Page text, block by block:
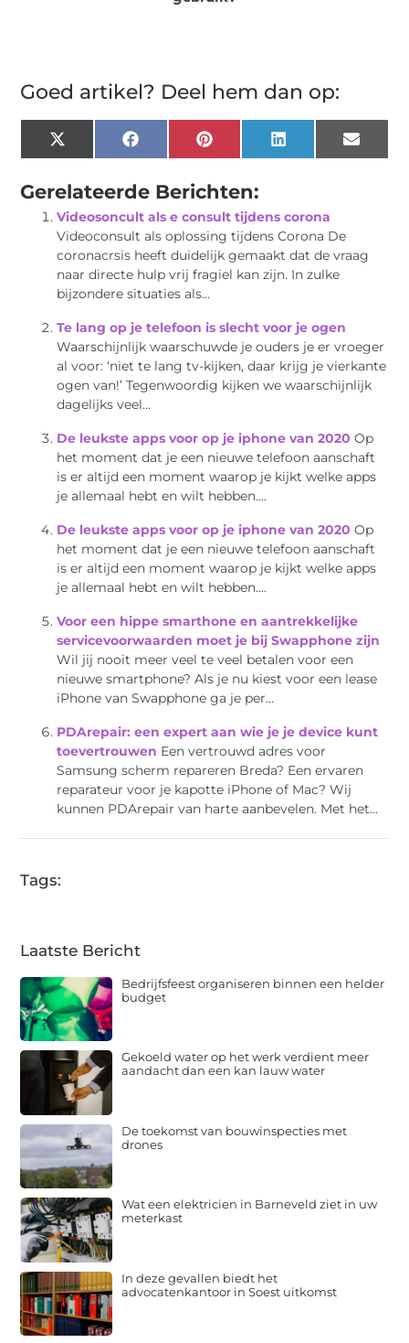
Goed artikel? Deel hem dan op:
X
(Twitter)
FacebookPinterestLinkedInEmail
Gerelateerde Berichten:
Videosoncult als e consult tijdens corona
Videoconsult als oplossing tijdens Corona De
coronacrsis heeft duidelijk gemaakt dat de vraag
naar directe hulp vrij fragiel kan zijn. In zulke
bijzondere situaties als...
Te lang op je telefoon is slecht voor je ogen
Waarschijnlijk waarschuwde je ouders je er vroeger
al voor: ‘niet te lang tv-kijken, daar krijg je vierkante
ogen van!’ Tegenwoordig kijken we waarschijnlijk
dagelijks veel...
De leukste apps voor op je iphone van 2020 Op
het moment dat je een nieuwe telefoon aanschaft
is er altijd een moment waarop je kijkt welke apps
je allemaal hebt en wilt hebben....
De leukste apps voor op je iphone van 2020 Op
het moment dat je een nieuwe telefoon aanschaft
is er altijd een moment waarop je kijkt welke apps
je allemaal hebt en wilt hebben....
Voor een hippe smarthone en aantrekkelijke
servicevoorwaarden moet je bij Swapphone zijn
Wil jij nooit meer veel te veel betalen voor een
nieuwe smartphone? Als je nu kiest voor een lease
iPhone van Swapphone ga je per...
PDArepair: een expert aan wie je je device kunt
toevertrouwen Een vertrouwd adres voor
Samsung scherm repareren Breda? Een ervaren
reparateur voor je kapotte iPhone of Mac? Wij
kunnen PDArepair van harte aanbevelen. Met het...
Tags:
Laatste Bericht
Bedrijfsfeest organiseren binnen een helder
budget
Gekoeld water op het werk verdient meer
aandacht dan een kan lauw water
De toekomst van bouwinspecties met
drones
Wat een elektricien in Barneveld ziet in uw
meterkast
In deze gevallen biedt het
advocatenkantoor in Soest uitkomst